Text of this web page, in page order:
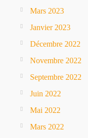
Mars 2023
Janvier 2023
Décembre 2022
Novembre 2022
Septembre 2022
Juin 2022
Mai 2022
Mars 2022